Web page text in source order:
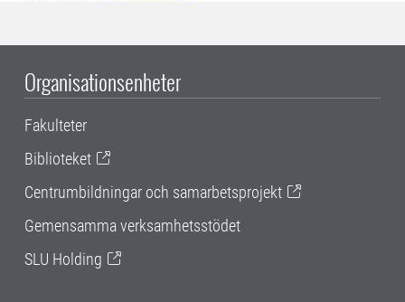
Organisationsenheter
Fakulteter
Biblioteket
Centrumbildningar och samarbetsprojekt
Gemensamma verksamhetsstödet
SLU Holding